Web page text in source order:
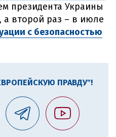
президента Украины
а второй раз – в июле
с безопасностью
ПРАВДУ"!